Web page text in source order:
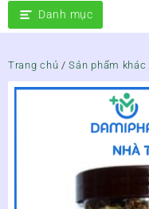
Danh mục
Trang chủ /Sản phẩm khác